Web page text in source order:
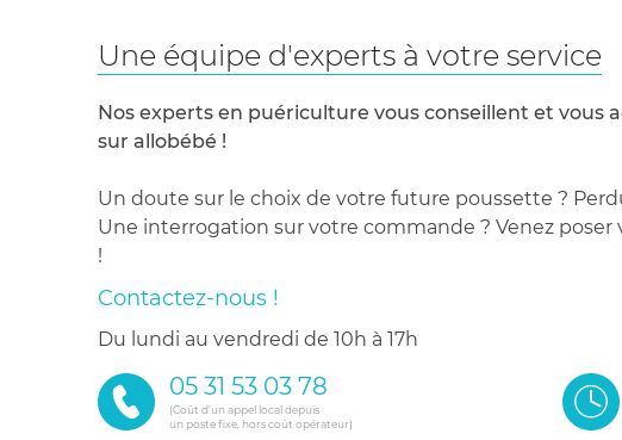
Une équipe d'experts à votre service
Nos experts en puériculture vous conseillent et
sur allobébé !
Un doute sur le choix de votre future poussette ?
Une interrogation sur votre commande ? Venez
!
Contactez-nous !
du lundi au vendredi de 10h à 17h
05 31 53 03 78
(Coût d'un appel local depuis
un poste fixe, hors coût opérateur)